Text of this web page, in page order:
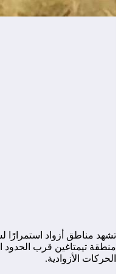
منطقة تيمتاغين قرب الحدود
الحركات الأزوادية.